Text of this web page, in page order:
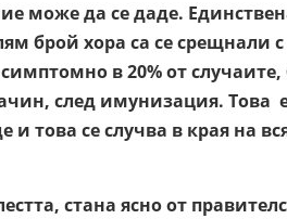
може да се даде.
брой хора са се срещнали
в 20% от
след имунизация. Това
това се случва в края на
стана ясно от